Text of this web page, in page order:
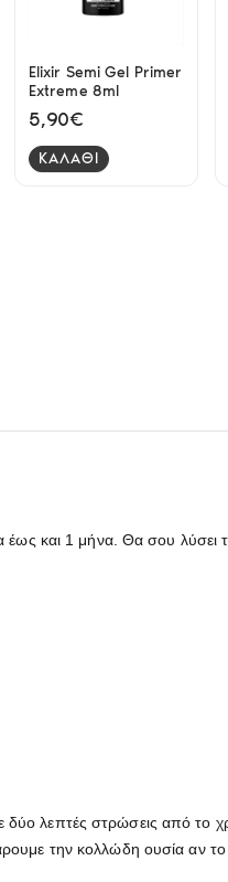
Elixir Semi Gel Primer
Extreme 8ml
5,90€
ΚΑΛΑΘΙ
έως και 1 μήνα. Θα σου λύσει
δύο λεπτές στρώσεις από το
την κολλώδη ουσία αν το